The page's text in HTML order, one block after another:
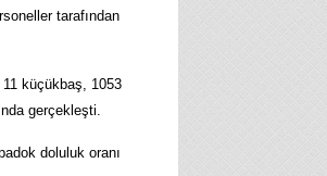
tarafından
11 küçükbaş, 1053
gerçekleşti.
doluluk oranı